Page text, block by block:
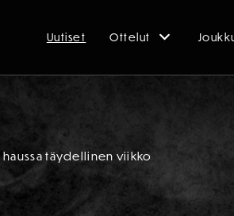
Uutiset Ottelut
haussa täydellinen viikko